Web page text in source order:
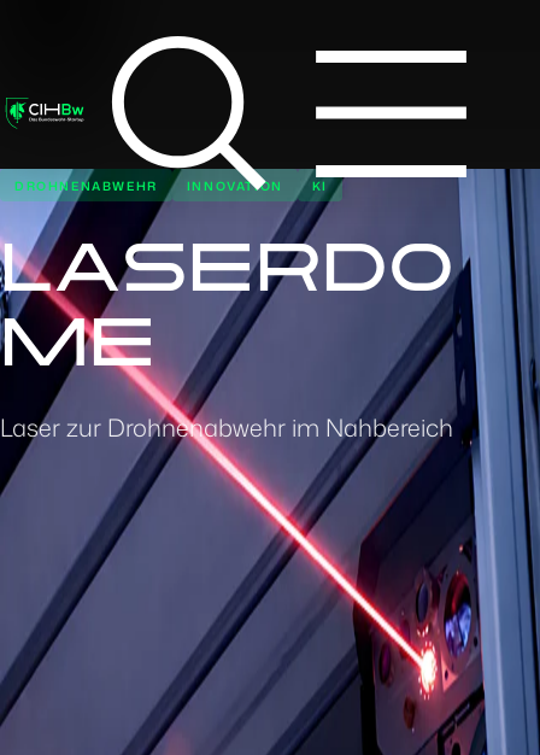
DROHNENABWEHR INNOVATION KI
LASERDO
ME
Laser zur Drohnenabwehr im Nahbereich